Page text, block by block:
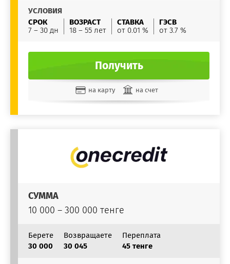
УСЛОВИЯ
СРОК
7 – 30 дн
ВОЗРАСТ
18 – 55 лет
СТАВКА
от 0.01 %
ГЭСВ
от 3.7 %
Получить
на карту на счет
СУММА
10 000 – 300 000 тенге
Берете
30 000
Возвращаете
30 045
Переплата
45 тенге